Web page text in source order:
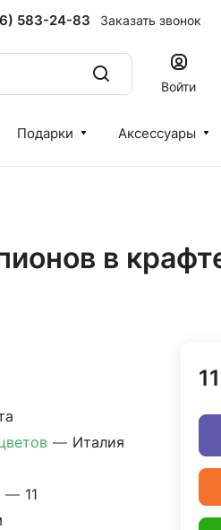
583-24-83 Заказать звонок
Войти
Подарки Аксессуары
в
— Италия
— 11